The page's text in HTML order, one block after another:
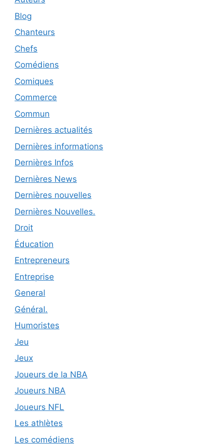
Blog
Chanteurs
Chefs
Comédiens
Comiques
Commerce
Commun
Dernières actualités
Dernières informations
Dernières Infos
Dernières News
Dernières nouvelles
Dernières Nouvelles.
Droit
Éducation
Entrepreneurs
Entreprise
General
Général.
Humoristes
Jeu
Jeux
Joueurs de la NBA
Joueurs NBA
Joueurs NFL
Les athlètes
Les comédiens